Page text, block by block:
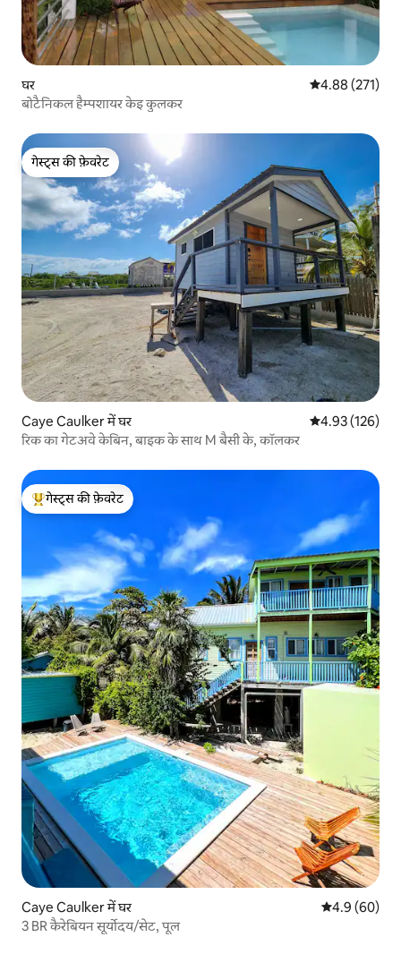
घर औसत रेटिंग 5 में से
4.88 (271)
बोटैनिकल हैम्पशायर केइ कुलकर
गेस्ट्स की फ़ेवरेट
गेस्ट्स की फ़ेवरेट
Caye Caulker में घर औसत रेटिंग 5 में से
4.93 (126)
रिक का गेटअवे केबिन, बाइक के साथ M बैसी के, कॉलकर
गेस्ट्स का टॉप फ़ेवरेट
गेस्ट्स की फ़ेवरेट
Caye Caulker में घर औसत रेटिंग 5 में
4.9 (60)
3 BR कैरेबियन सूर्योदय/सेट, पूल